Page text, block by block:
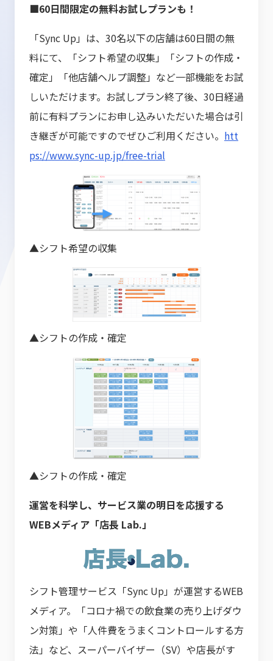
■60日間限定の無料お試しプランも！
「Sync Up」は、30名以下の店舗は60日間の無
料にて、「シフト希望の収集」「シフトの作成・
確定」「他店舗ヘルプ調整」など一部機能をお試
しいただけます。お試しプラン終了後、30日経過
前に有料プランにお申し込みいただいた場合は引
き継ぎが可能ですのでぜひご利用ください。 htt
ps://www.sync-up.jp/free-trial
▲シフト希望の収集
▲シフトの作成・確定
▲シフトの作成・確定
運営を科学し、サービス業の明日を応援する
WEBメディア「店長 Lab.」
シフト管理サービス「Sync Up」が運営するWEB
メディア。「コロナ禍での飲食業の売り上げダウ
ン対策」や「人件費をうまくコントロールする方
法」など、スーパーバイザー（SV）や店長がす